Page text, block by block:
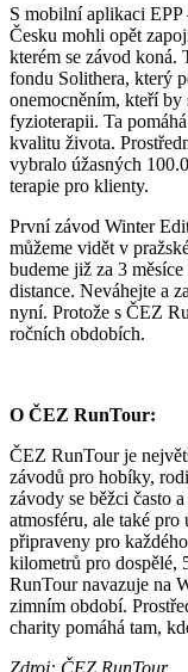
S mobilní aplikaci EPP
Česku mohli opět
kterém se závod koná.
fondu Solithera, který
onemocněním, kteří
fyzioterapii. Ta
kvalitu života.
vybralo úžasných
terapie pro klienty.
První závod Winter
můžeme vidět v
budeme již za 3
distance. Neváhejte a
nyní. Protože s ČEZ
ročních obdobích.
O ČEZ RunTour:
ČEZ RunTour je
závodů pro hobíky,
závody se běžci často
atmosféru, ale také
připraveny pro
kilometrů pro dospělé,
RunTour navazuje na
zimním období.
charity pomáhá tam,